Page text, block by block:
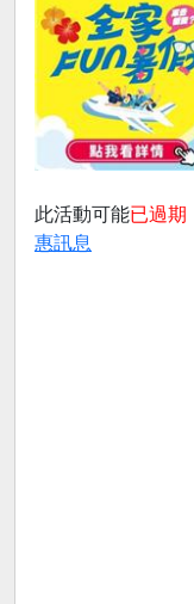
此活動可能已過期
惠訊息